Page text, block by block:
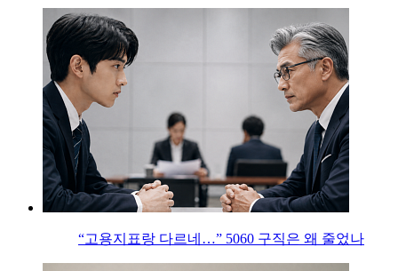
“고용지표랑 다르네…” 5060 구직은 왜 줄었나